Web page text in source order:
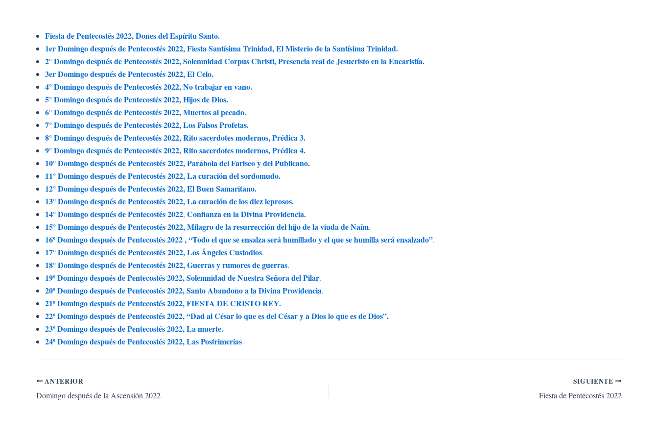
Fiesta de Pentecostés 2022, Dones del Espíritu Santo.
1er Domingo después de Pentecostés 2022, Fiesta Santísima Trinidad, El Misterio de la Santísima Trinidad.
2° Domingo después de Pentecostés 2022, Solemnidad Corpus Christi, Presencia real de Jesucristo en la Eucaristía.
3er Domingo después de Pentecostés 2022, El Celo.
4° Domingo después de Pentecostés 2022, No trabajar en vano.
5° Domingo después de Pentecostés 2022, Hijos de Dios.
6° Domingo después de Pentecostés 2022, Muertos al pecado.
7° Domingo después de Pentecostés 2022, Los Falsos Profetas.
8° Domingo después de Pentecostés 2022, Rito sacerdotes modernos, Prédica 3.
9° Domingo después de Pentecostés 2022, Rito sacerdotes modernos, Prédica 4.
10° Domingo después de Pentecostés 2022, Parábola del Fariseo y del Publicano.
11° Domingo después de Pentecostés 2022, La curación del sordomudo.
12° Domingo después de Pentecostés 2022, El Buen Samaritano.
13° Domingo después de Pentecostés 2022, La curación de los diez leprosos.
14° Domingo después de Pentecostés 2022, Confianza en la Divina Providencia.
15° Domingo después de Pentecostés 2022, Milagro de la resurrección del hijo de la viuda de Naím.
16º Domingo después de Pentecostés 2022 , “Todo el que se ensalza será humillado y el que se humilla será ensalzado”.
17° Domingo después de Pentecostés 2022, Los Ángeles Custodios.
18° Domingo después de Pentecostés 2022, Guerras y rumores de guerras.
19º Domingo después de Pentecostés 2022, Solemnidad de Nuestra Señora del Pilar.
20º Domingo después de Pentecostés 2022, Santo Abandono a la Divina Providencia.
21º Domingo después de Pentecostés 2022, FIESTA DE CRISTO REY.
22º Domingo después de Pentecostés 2022, “Dad al César lo que es del César y a Dios lo que es de Dios”.
23º Domingo después de Pentecostés 2022, La muerte.
24º Domingo después de Pentecostés 2022, Las Postrimerías
ANTERIOR
Domingo después de la Ascensión 2022
SIGUIENTE
Fiesta de Pentecostés 2022